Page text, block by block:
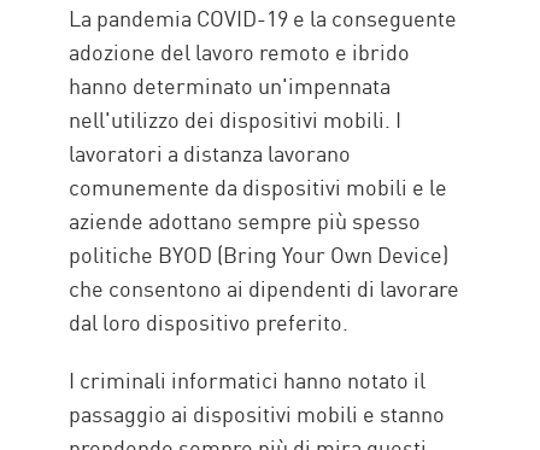
La pandemia COVID-19 e la conseguente
adozione del lavoro remoto e ibrido
hanno determinato un'impennata
nell'utilizzo dei dispositivi mobili. I
lavoratori a distanza lavorano
comunemente da dispositivi mobili e le
aziende adottano sempre più spesso
politiche BYOD (Bring Your Own Device)
che consentono ai dipendenti di lavorare
dal loro dispositivo preferito.
I criminali informatici hanno notato il
passaggio ai dispositivi mobili e stanno